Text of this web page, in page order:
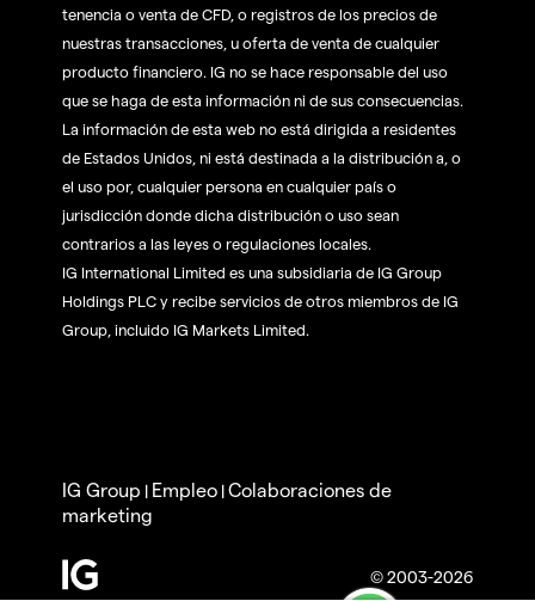
tenencia o venta de CFD, o registros de los precios de
nuestras transacciones, u oferta de venta de cualquier
producto financiero. IG no se hace responsable del uso
que se haga de esta información ni de sus consecuencias.
La información de esta web no está dirigida a residentes
de Estados Unidos, ni está destinada a la distribución a, o
el uso por, cualquier persona en cualquier país o
jurisdicción donde dicha distribución o uso sean
contrarios a las leyes o regulaciones locales.
IG International Limited es una subsidiaria de IG Group
Holdings PLC y recibe servicios de otros miembros de IG
Group, incluido IG Markets Limited.
© 2003-2026
IG Group | Empleo |Colaboraciones de
marketing